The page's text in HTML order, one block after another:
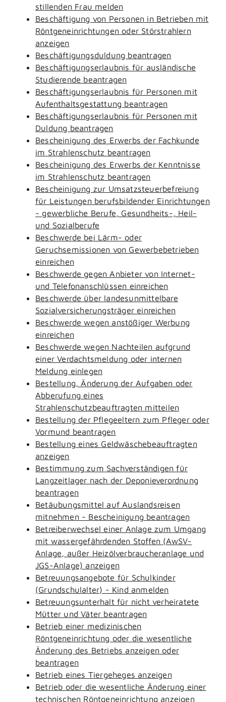
stillenden Frau melden
Beschäftigung von Personen in Betrieben mit
Röntgeneinrichtungen oder Störstrahlern
anzeigen
Beschäftigungsduldung beantragen
Beschäftigungserlaubnis für ausländische
Studierende beantragen
Beschäftigungserlaubnis für Personen mit
Aufenthaltsgestattung beantragen
Beschäftigungserlaubnis für Personen mit
Duldung beantragen
Bescheinigung des Erwerbs der Fachkunde
im Strahlenschutz beantragen
Bescheinigung des Erwerbs der Kenntnisse
im Strahlenschutz beantragen
Bescheinigung zur Umsatzsteuerbefreiung
für Leistungen berufsbildender Einrichtungen
- gewerbliche Berufe, Gesundheits-, Heil-
und Sozialberufe
Beschwerde bei Lärm- oder
Geruchsemissionen von Gewerbebetrieben
einreichen
Beschwerde gegen Anbieter von Internet-
und Telefonanschlüssen einreichen
Beschwerde über landesunmittelbare
Sozialversicherungsträger einreichen
Beschwerde wegen anstößiger Werbung
einreichen
Beschwerde wegen Nachteilen aufgrund
einer Verdachtsmeldung oder internen
Meldung einlegen
Bestellung, Änderung der Aufgaben oder
Abberufung eines
Strahlenschutzbeauftragten mitteilen
Bestellung der Pflegeeltern zum Pfleger oder
Vormund beantragen
Bestellung eines Geldwäschebeauftragten
anzeigen
Bestimmung zum Sachverständigen für
Langzeitlager nach der Deponieverordnung
beantragen
Betäubungsmittel auf Auslandsreisen
mitnehmen - Bescheinigung beantragen
Betreiberwechsel einer Anlage zum Umgang
mit wassergefährdenden Stoffen (AwSV-
Anlage, außer Heizölverbraucheranlage und
JGS-Anlage) anzeigen
Betreuungsangebote für Schulkinder
(Grundschulalter) - Kind anmelden
Betreuungsunterhalt für nicht verheiratete
Mütter und Väter beantragen
Betrieb einer medizinischen
Röntgeneinrichtung oder die wesentliche
Änderung des Betriebs anzeigen oder
beantragen
Betrieb eines Tiergeheges anzeigen
Betrieb oder die wesentliche Änderung einer
technischen Röntgeneinrichtung anzeigen